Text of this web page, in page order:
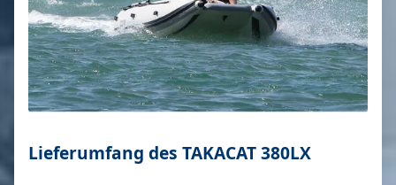
Lieferumfang des TAKACAT 380LX